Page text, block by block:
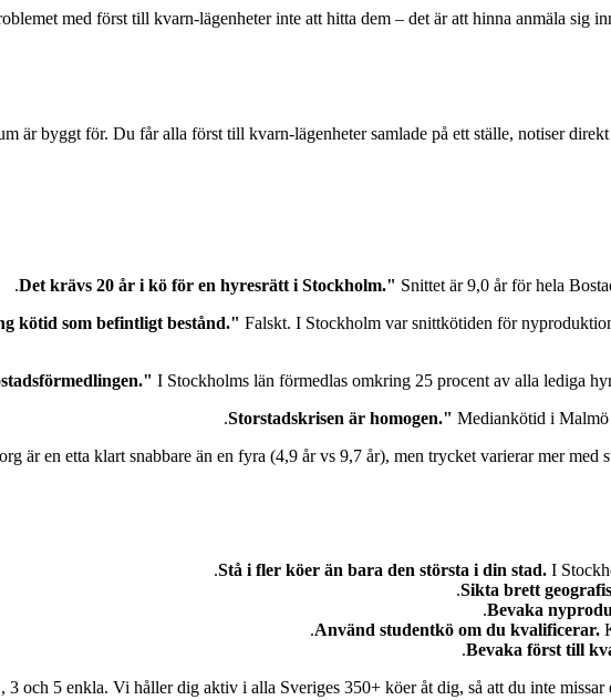
med först till kvarn-lägenheter inte att hitta dem – det är att hinna anmäla sig
är byggt för. Du får alla först till kvarn-lägenheter samlade på ett ställe, notiser
Snittet är 9,0 år för hela
Falskt. I Stockholm var snittkötiden för
I Stockholms län förmedlas omkring 25 procent av alla lediga
Mediankötid i Malmö
är en etta klart snabbare än en fyra (4,9 år vs 9,7 år), men trycket varierar mer
Stå i fler köer än bara den största i din stad. I
Sikta brett
Bevaka
Använd studentkö om du kvalificerar.
Bevaka först till
och 5 enkla. Vi håller dig aktiv i alla Sveriges 350+ köer åt dig, så att du inte